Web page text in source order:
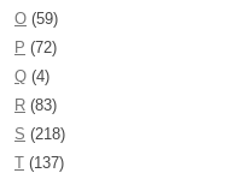
O (59)
P (72)
Q (4)
R (83)
S (218)
T (137)